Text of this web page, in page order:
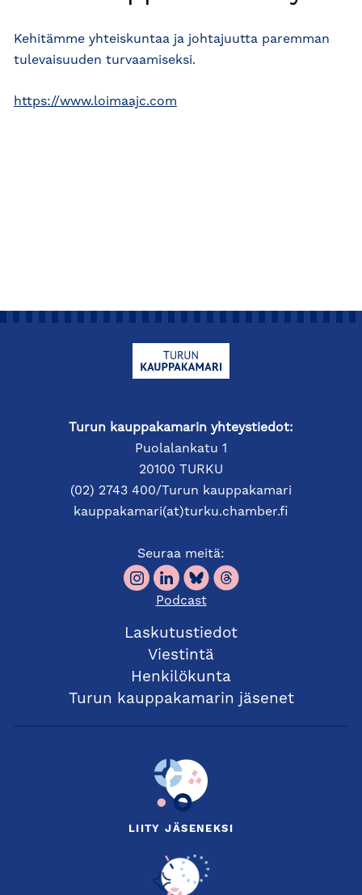
Kehitämme yhteiskuntaa ja johtajuutta paremman
tulevaisuuden turvaamiseksi.
https://www.loimaajc.com
Turun kauppakamarin yhteystiedot:
Puolalankatu 1
20100 TURKU
(02) 2743 400/Turun kauppakamari
kauppakamari(at)turku.chamber.fi
Seuraa meitä:
Podcast
Laskutustiedot
Viestintä
Henkilökunta
Turun kauppakamarin jäsenet
LIITY JÄSENEKSI